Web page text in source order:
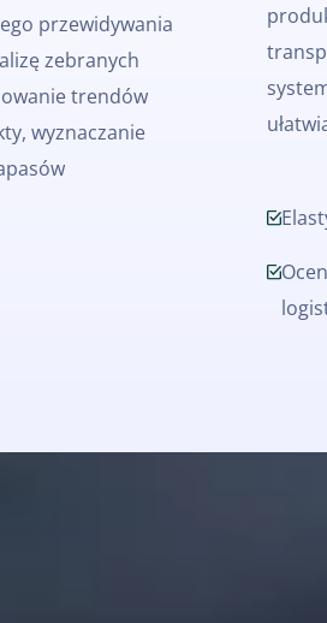
przewidywania
zebranych
trendów
wyznaczanie